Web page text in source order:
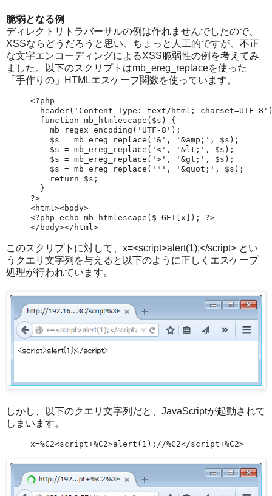
脆弱となる例
ディレクトリトラバーサルの例は作れませんでしたので、
XSSならどうだろうと思い、ちょっと人工的ですが、不正
な文字エンコーディングによるXSS脆弱性の例を考えてみ
ました。以下のスクリプトはmb_ereg_replaceを使った
「手作りの」HTMLエスケープ関数を使っています。
<?php
header('Content-Type: text/html; charset=UTF-
  function mb_htmlescape($s) {
    mb_regex_encoding('UTF-8');
    $s = mb_ereg_replace('&', '&amp;', $s);
    $s = mb_ereg_replace('<', '&lt;', $s);
    $s = mb_ereg_replace('>', '&gt;', $s);
    $s = mb_ereg_replace('"', '&quot;', $s);
    return $s;
  }
?>
<html><body>
<?php echo mb_htmlescape($_GET[x]); ?>
</body></html>
このスクリプトに対して、x=<script>alert(1);</script> とい
うクエリ文字列を与えると以下のように正しくエスケープ
処理が行われています。
しかし、以下のクエリ文字列だと、JavaScriptが起動されて
しまいます。
x=%C2<script+%C2>alert(1);//%C2</script+%C2>